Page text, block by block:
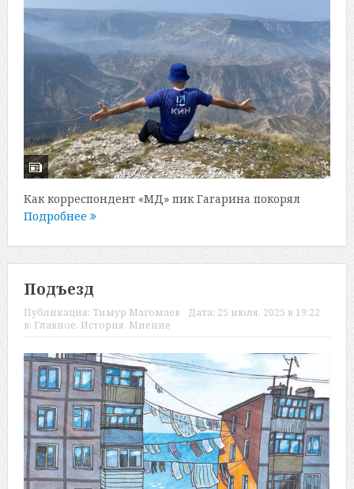
Как корреспондент «МД» пик Гагарина покорял
Подробнее
Подъезд
Публикация: Тимур Магомаев Дата: 25 июля, 2025 в 19:22
в: Главное, История, Мнение